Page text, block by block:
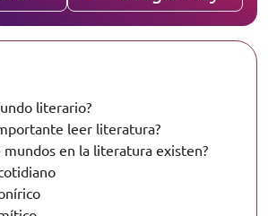
literario?
leer literatura?
mundos en la literatura existen?